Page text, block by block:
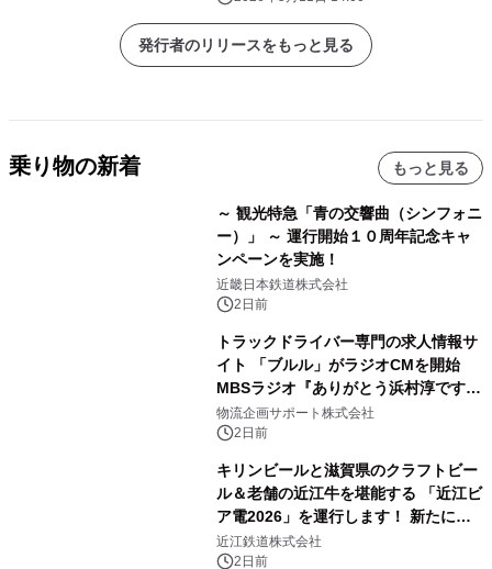
発行者のリリースをもっと見る
乗り物の新着 もっと見る
～ 観光特急「青の交響曲（シンフォニ
ー）」 ～ 運行開始１０周年記念キャ
ンペーンを実施！
近畿日本鉄道株式会社
2日前
トラックドライバー専門の求人情報サ
イト 「ブルル」がラジオCMを開始
MBSラジオ『ありがとう浜村淳です』
にて8月1日(土)より
物流企画サポート株式会社
2日前
キリンビールと滋賀県のクラフトビー
ル＆老舗の近江牛を堪能する 「近江ビ
ア電2026」を運行します！ 新たに
「長濱浪漫ビール」が参加！キリン一
番搾り飲み放題が復活！
近江鉄道株式会社
2日前